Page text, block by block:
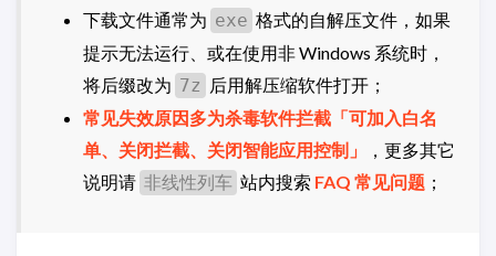
下载文件通常为 exe 格式的自解压文件，如果
提示无法运行、或在使用非 Windows 系统时，
将后缀改为 7z 后用解压缩软件打开；
常见失效原因多为杀毒软件拦截「可加入白名
单、关闭拦截、关闭智能应用控制」
，更多其它
说明请 非线性列车 站内搜索 FAQ 常见问题 ；